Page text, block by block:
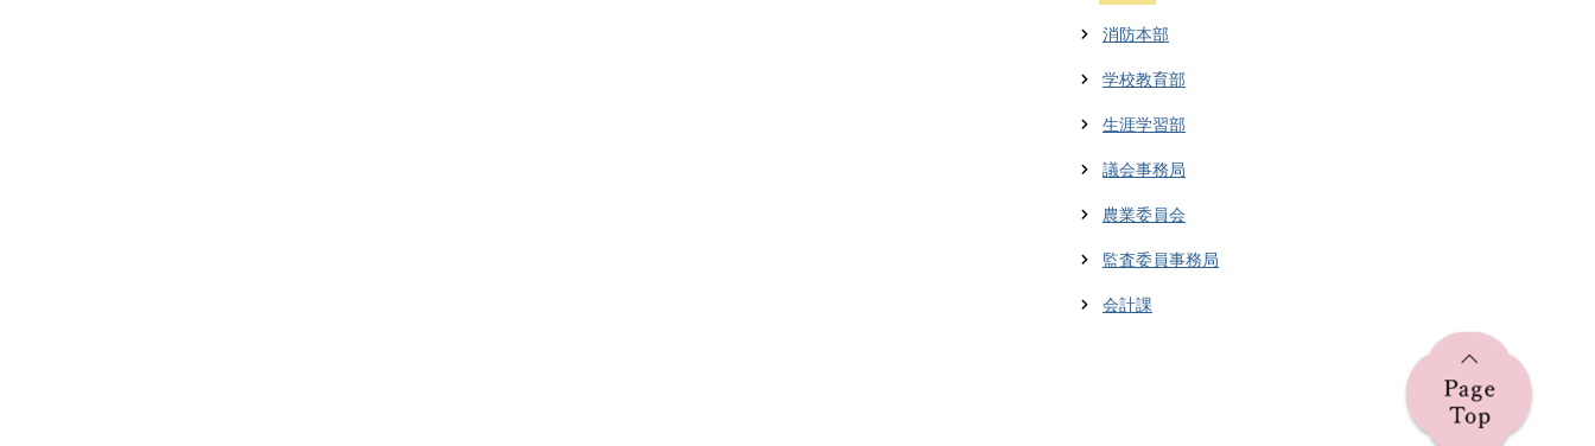
消防本部
学校教育部
生涯学習部
議会事務局
農業委員会
監査委員事務局
会計課